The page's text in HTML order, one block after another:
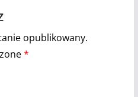
opublikowany.
*